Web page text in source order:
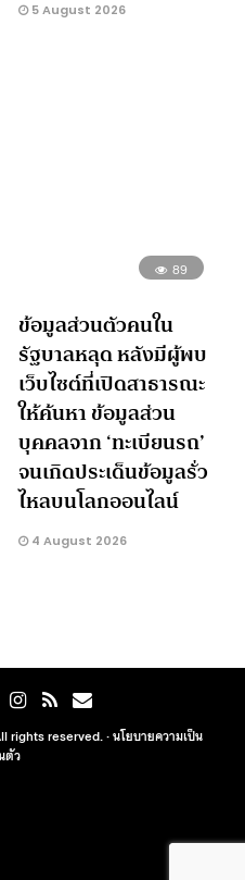
5 August 2026
89
ข้อมูลส่วนตัวคนใน
รัฐบาลหลุด หลังมีผู้พบ
เว็บไซต์ที่เปิดสาธารณะ
ให้ค้นหา ข้อมูลส่วน
บุคคลจาก ‘ทะเบียนรถ’
จนเกิดประเด็นข้อมูลรั่ว
ไหลบนโลกออนไลน์
4 August 2026
rights reserved. ·นโยบายความเป็น
ตัว